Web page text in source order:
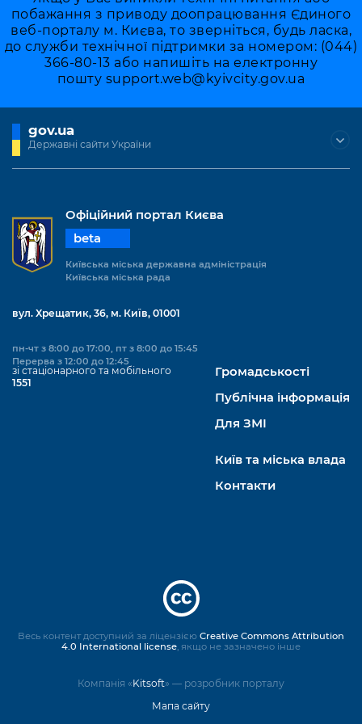
побажання з приводу доопрацювання Єдиного
веб-порталу м. Києва, то зверніться, будь ласка,
до служби технічної підтримки за номером: (044)
366-80-13 або напишіть на електронну
пошту support.web@kyivcity.gov.ua
gov.ua
Державні сайти України
Офіційний портал Києва
beta
Київська міська державна адміністрація
Київська міська рада
вул. Хрещатик, 36, м. Київ, 01001
пн-чт з 8:00 до 17:00, пт з 8:00 до 15:45
Перерва з 12:00 до 12:45
зі стаціонарного та мобільного
1551
Громадськості
Публічна інформація
Для ЗМІ
Київ та міська влада
Контакти
Компанія «Kitsoft» — розробник порталу
Мапа сайту
Весь контент доступний за ліцензією Creative Commons Attribution
4.0 International license , якщо не зазначено інше